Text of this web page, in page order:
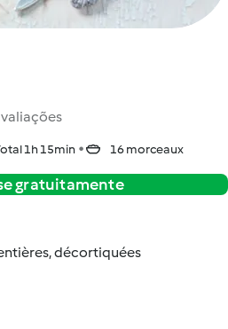
1h 15min 16 morceaux
gratuitamente
décortiquées